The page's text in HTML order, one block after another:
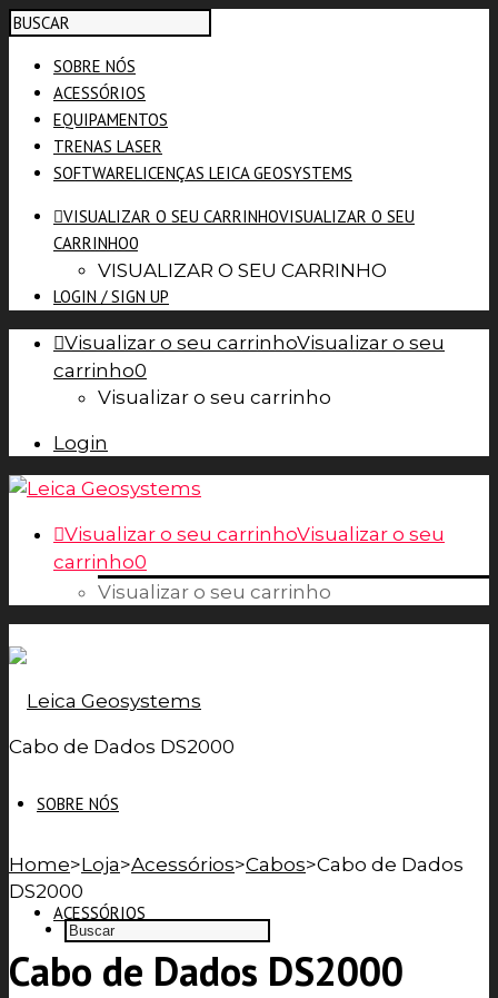
SOBRE NÓS
ACESSÓRIOS
EQUIPAMENTOS
TRENAS LASER
SOFTWARELICENÇAS LEICA GEOSYSTEMS
VISUALIZAR O SEU CARRINHOVISUALIZAR O SEU
CARRINHO0
VISUALIZAR O SEU CARRINHO
LOGIN / SIGN UP
Visualizar o seu carrinhoVisualizar o seu
carrinho0
Visualizar o seu carrinho
Login
Visualizar o seu carrinhoVisualizar o seu
carrinho0
Visualizar o seu carrinho
SOBRE NÓS
ACESSÓRIOS
Cabo de Dados DS2000
Home>Loja>Acessórios>Cabos>Cabo de Dados
DS2000
Cabo de Dados DS2000